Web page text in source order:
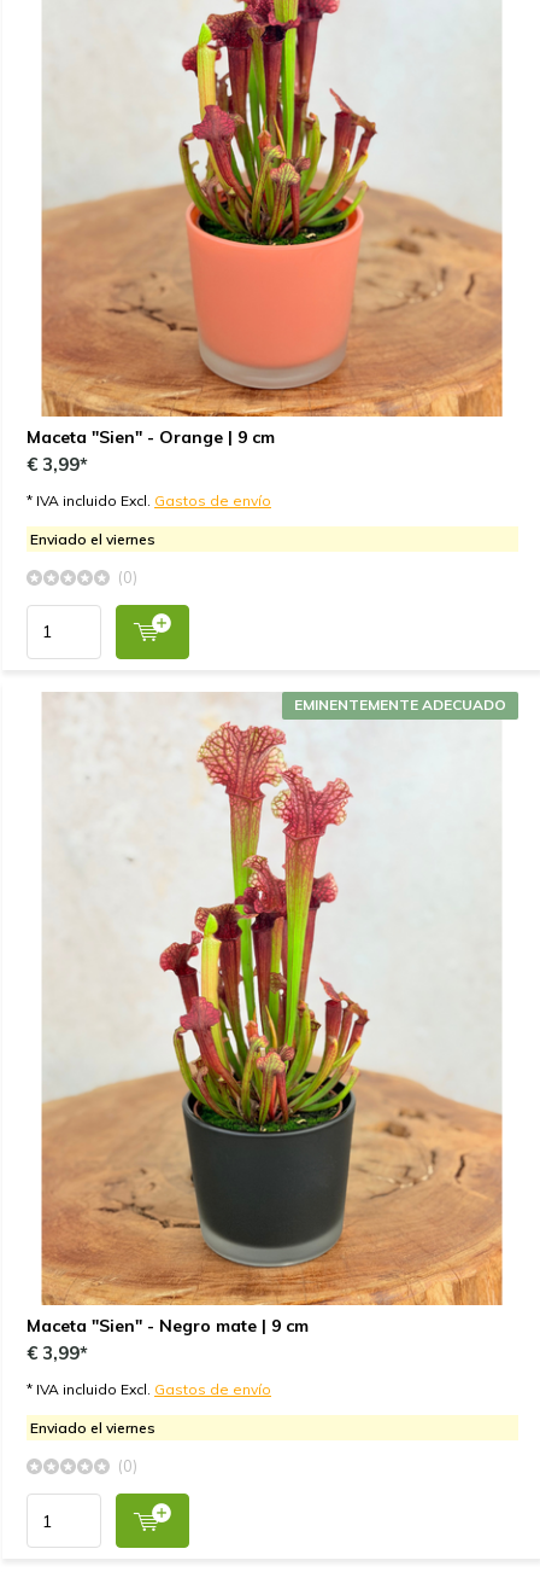
Maceta "Sien" - Orange | 9 cm
€ 3,99*
* IVA incluido Excl. Gastos de envío
Enviado el viernes
(0)
Maceta "Sien" - Negro mate | 9 cm
EMINENTEMENTE ADECUADO
€ 3,99*
* IVA incluido Excl. Gastos de envío
Enviado el viernes
(0)